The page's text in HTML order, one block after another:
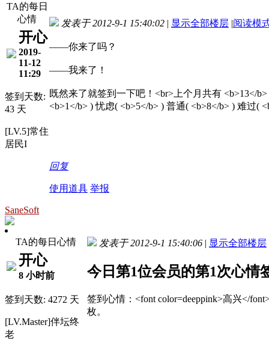
TA的每日
心情
开心
2019-
11-12
11:29
签到天数:
43 天
[LV.5]常住
居民I
发表于 2012-9-1 15:40:02 | 显示全部楼层 |阅读模
——你来了吗？
——我来了！
既然来了就签到一下吧！<br>上个月共有 <b>13</
<b>1</b> ) 忧虑( <b>5</b> ) 普通( <b>8</b> ) 难过
回复
使用道具 举报
SaneSoft
TA的每日心情
开心
8 小时前
签到天数: 4272 天
[LV.Master]伴坛终
老
发表于 2012-9-1 15:40:06 | 显示全部楼层
今日第1位会员的第1次心情
签到心情：<font color=deeppink>高兴</
枚。